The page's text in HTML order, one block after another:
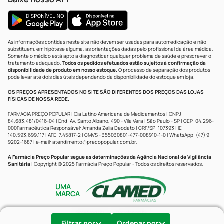
As informações contidas neste site não devem ser usadas para automedicação e não
substituem, em hipótese alguma, as orientações dadas pelo profissional da área médica.
Somente o médico está apto a diagnosticar qualquer problema de saúde e prescrever o
tratamento adequado. Todos os pedidos efetuados estão sujeitos à confirmação da
disponibilidade de produto em nosso estoque.O processo de separação dos produtos
pode levar até dois dias úteis dependendo da disponibilidade do estoque em loja.
OS PREÇOS APRESENTADOS NO SITE SÃO DIFERENTES DOS PREÇOS DAS LOJAS
FÍSICAS DE NOSSA REDE.
FARMÁCIA PREÇO POPULAR | Cia Latino Americana de Medicamentos | CNPJ:
84.683.481/0416-04 | End: Av. Santo Albano, 490 - Vila Vera | São Paulo - SP | CEP: 04.296-
000Farmacêutica Responsável: Amanda Zelia Deodato | CRF/SP: 107393 | IE:
140.593.699.117 | AFE: 7.45817-2 | CMVS - 355030801-477-008910-1-0 | WhatsApp: (47) 9
9202-1687 | e-mail: atendimento@precopopular.com.br.
A Farmácia Preço Popular segue as determinações da Agência Nacional de Vigilância
Sanitária | Copyright © 2025 Farmácia Preço Popular - Todos os direitos reservados.
UMA
MARCA
Powered by Developed by